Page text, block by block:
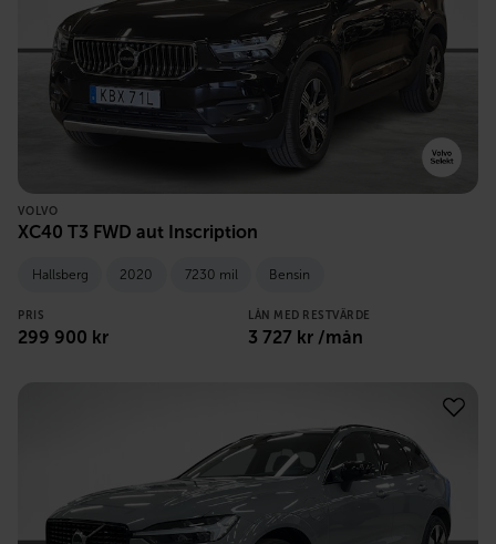
VOLVO
XC40 T3 FWD aut Inscription
Hallsberg 2020 7230 mil Bensin
PRIS
299 900 kr
LÅN MED RESTVÄRDE
3 727 kr /mån